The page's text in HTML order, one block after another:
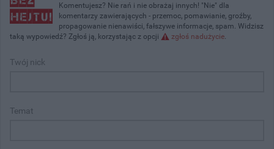
Komentujesz? Nie rań i nie obrażaj innych! "Nie" dla
komentarzy zawierających - przemoc, pomawianie, groźby,
propagowanie nienawiści, fałszywe informacje, spam. Widzisz
taką wypowiedź? Zgłoś ją, korzystając z opcji
zgłoś nadużycie.
Twój nick
Temat